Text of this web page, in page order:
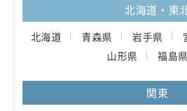
北海道・東
北海道 青森県 岩手県
山形県
福島県
関東